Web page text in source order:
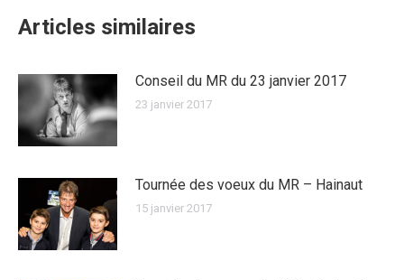
Articles similaires
Conseil du MR du 23 janvier 2017
23 janvier 2017
Tournée des voeux du MR – Hainaut
15 janvier 2017